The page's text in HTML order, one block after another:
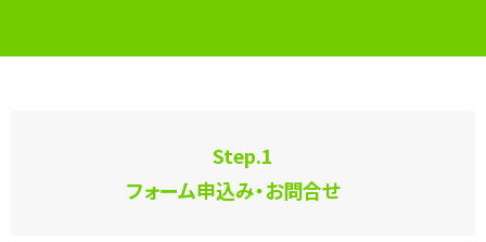
Step.1
フォーム申込み・お問合せ